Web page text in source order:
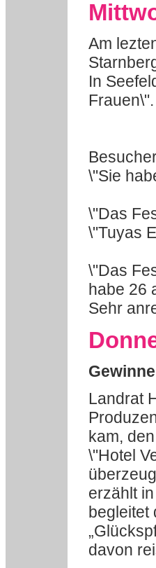
Am
In
Frauen\".
\"Sie
\"Das
\"Tuyas
\"Das
habe 26
Sehr
Landrat
kam,
\"Hotel
erzählt
begleitet
davon